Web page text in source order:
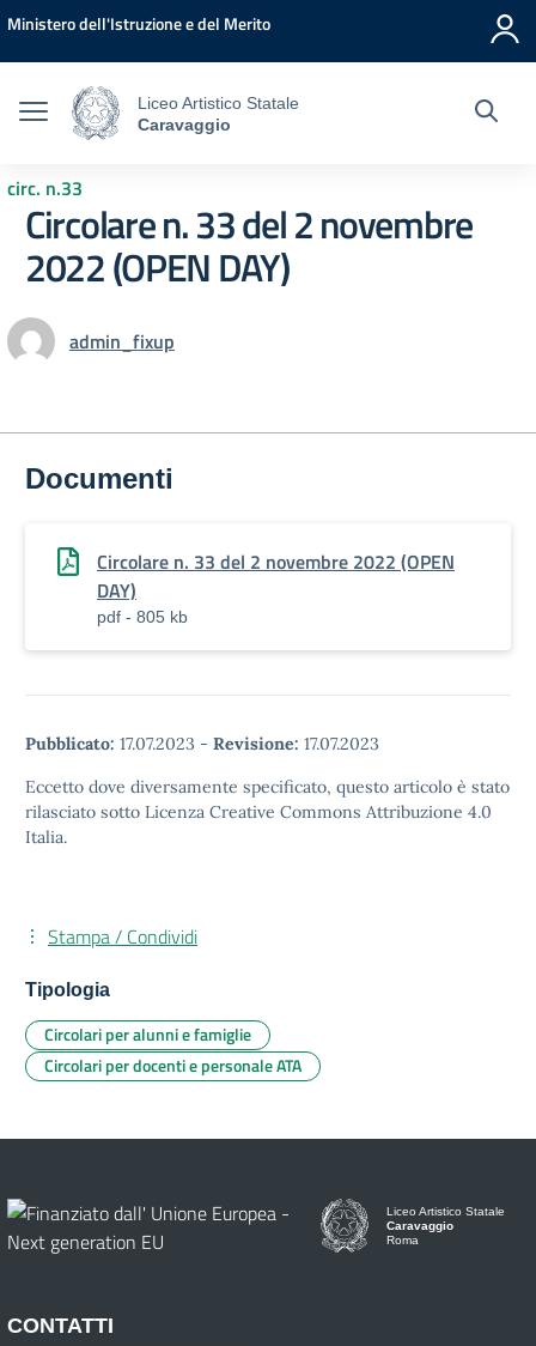
Vai ai contenuti
Vai al menu di navigazione
Vai al footer
Ministero dell'Istruzione e del Merito
Liceo Artistico Statale
Caravaggio
circ. n.33
Circolare n. 33 del 2 novembre
2022 (OPEN DAY)
admin_fixup
Documenti
Circolare n. 33 del 2 novembre 2022 (OPEN
DAY)
pdf - 805 kb
Pubblicato: 17.07.2023 - Revisione: 17.07.2023
Eccetto dove diversamente specificato, questo articolo è stato
rilasciato sotto Licenza Creative Commons Attribuzione 4.0
Italia.
Stampa / Condividi
Tipologia
Circolari per alunni e famiglie
Circolari per docenti e personale ATA
Liceo Artistico Statale
Caravaggio
Roma
CONTATTI